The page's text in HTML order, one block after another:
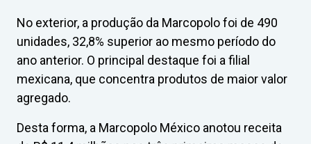
No exterior, a produção da Marcopolo foi de 490
unidades, 32,8% superior ao mesmo período do
ano anterior. O principal destaque foi a filial
mexicana, que concentra produtos de maior valor
agregado.
Desta forma, a Marcopolo México anotou receita